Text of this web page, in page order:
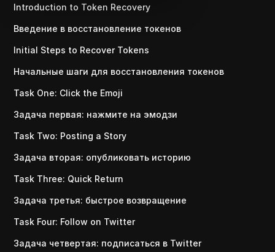
Introduction to Token Recovery
Введение в восстановление токенов
Initial Steps to Recover Tokens
Начальные шаги для восстановления токенов
Task One: Click the Emoji
Задача первая: нажмите на эмодзи
Task Two: Posting a Story
Задача вторая: опубликовать историю
Task Three: Quick Return
Задача третья: быстрое возвращение
Task Four: Follow on Twitter
Задача четвертая: подписаться в Twitter